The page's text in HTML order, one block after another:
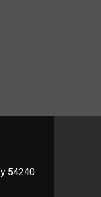
54240